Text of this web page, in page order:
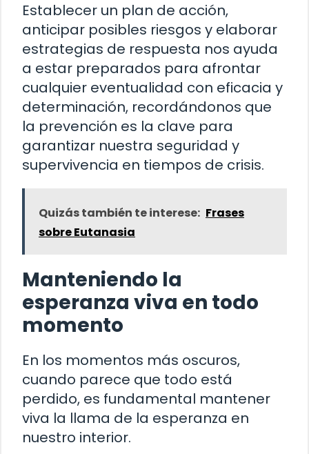
Establecer un plan de acción,
anticipar posibles riesgos y elaborar
estrategias de respuesta nos ayuda
a estar preparados para afrontar
cualquier eventualidad con eficacia y
determinación, recordándonos que
la prevención es la clave para
garantizar nuestra seguridad y
supervivencia en tiempos de crisis.
Quizás también te interese: Frases
sobre Eutanasia
Manteniendo la
esperanza viva en todo
momento
En los momentos más oscuros,
cuando parece que todo está
perdido, es fundamental mantener
viva la llama de la esperanza en
nuestro interior.